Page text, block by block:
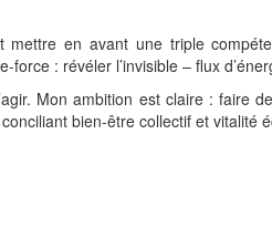
mettre en avant une triple
: révéler l’invisible – flux
Mon ambition est claire : faire
bien-être collectif et vitalité